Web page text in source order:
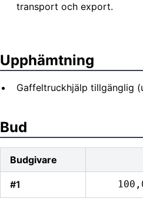
transport och export.
Upphämtning
Gaffeltruckhjälp tillgänglig
Bud
Budgivare
#1